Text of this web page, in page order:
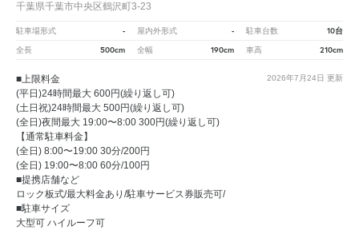
千葉県千葉市中央区鶴沢町3-23
駐車場形式 - 屋内外形式 - 駐車台数 10台
全長 500cm 全幅 190cm 車高 210cm
2026年7月24日 更新
■上限料金
(平日)24時間最大 600円(繰り返し可)
(土日祝)24時間最大 500円(繰り返し可)
(全日)夜間最大 19:00〜8:00 300円(繰り返し可)
【通常駐車料金】
(全日) 8:00〜19:00 30分/200円
(全日) 19:00〜8:00 60分/100円
■提携店舗など
ロック板式/最大料金あり/駐車サービス券販売可/
■駐車サイズ
大型可 ハイルーフ可